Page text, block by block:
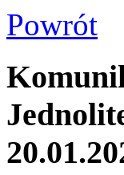
Powrót